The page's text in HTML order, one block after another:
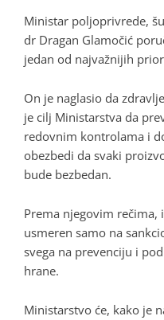
Ministar poljoprivrede,
dr Dragan Glamočić
jedan od najvažnijih
On je naglasio da
je cilj Ministarstva da
redovnim kontrolama i
obezbedi da svaki
bude bezbedan.
Prema njegovim rečima,
usmeren samo na
svega na prevenciju i
hrane.
Ministarstvo će, kako je